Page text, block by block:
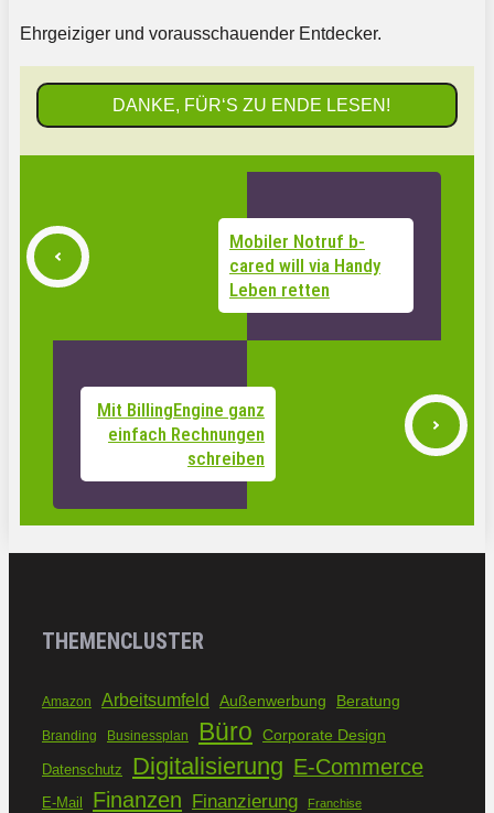
Ehrgeiziger und vorausschauender Entdecker.
DANKE, FÜR‘S ZU ENDE LESEN!
Mobiler Notruf b-
cared will via Handy
Leben retten
Mit BillingEngine ganz
einfach Rechnungen
schreiben
THEMENCLUSTER
Amazon Arbeitsumfeld Außenwerbung Beratung
Branding Businessplan Büro Corporate Design
Datenschutz Digitalisierung E-Commerce
E-Mail Finanzen Finanzierung Franchise